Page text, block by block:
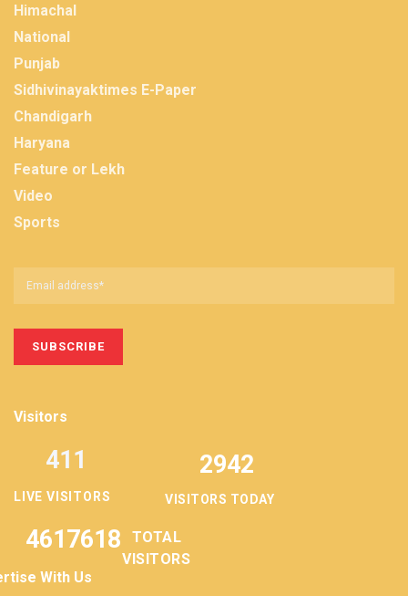
Himachal
National
Punjab
Sidhivinayaktimes E-Paper
Chandigarh
Haryana
Feature or Lekh
Video
Sports
Visitors
LIVE VISITORS
411 2942
VISITORS TODAY
4617618
TOTAL
VISITORS
With Us